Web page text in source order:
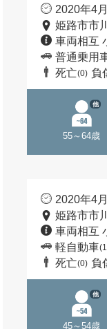
2020年4
姫路市市
車両相互
普通乗用
死亡(0) 負
55～64歳
他
2020年4
姫路市市
車両相互
軽自動車
死亡(0) 負
45～54歳
他